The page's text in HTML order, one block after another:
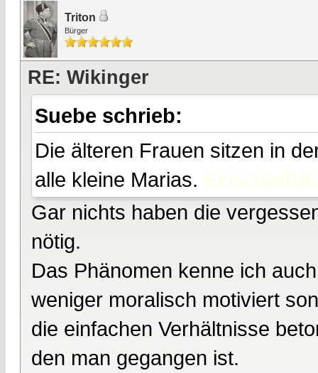
Triton
Bürger
RE: Wikinger
Suebe schrieb:
Die älteren Frauen sitzen in
alle kleine Marias.
Gar nichts haben die
nötig.
Das Phänomen kenne ich
weniger moralisch motiviert
die einfachen Verhältnisse
den man gegangen ist.